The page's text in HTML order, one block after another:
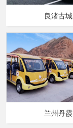
良渚古城
兰州丹霞